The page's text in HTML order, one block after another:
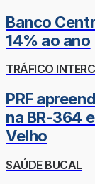
Banco
14% ao ano
TRÁFICO
PRF
na BR-364
Velho
SAÚDE BUCAL